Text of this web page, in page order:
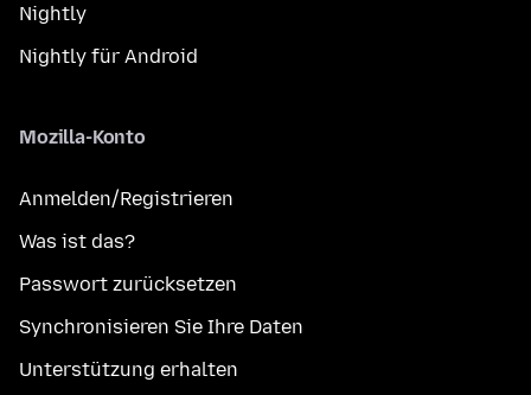
Nightly
Nightly für Android
Mozilla-Konto
Anmelden/Registrieren
Was ist das?
Passwort zurücksetzen
Synchronisieren Sie Ihre Daten
Unterstützung erhalten